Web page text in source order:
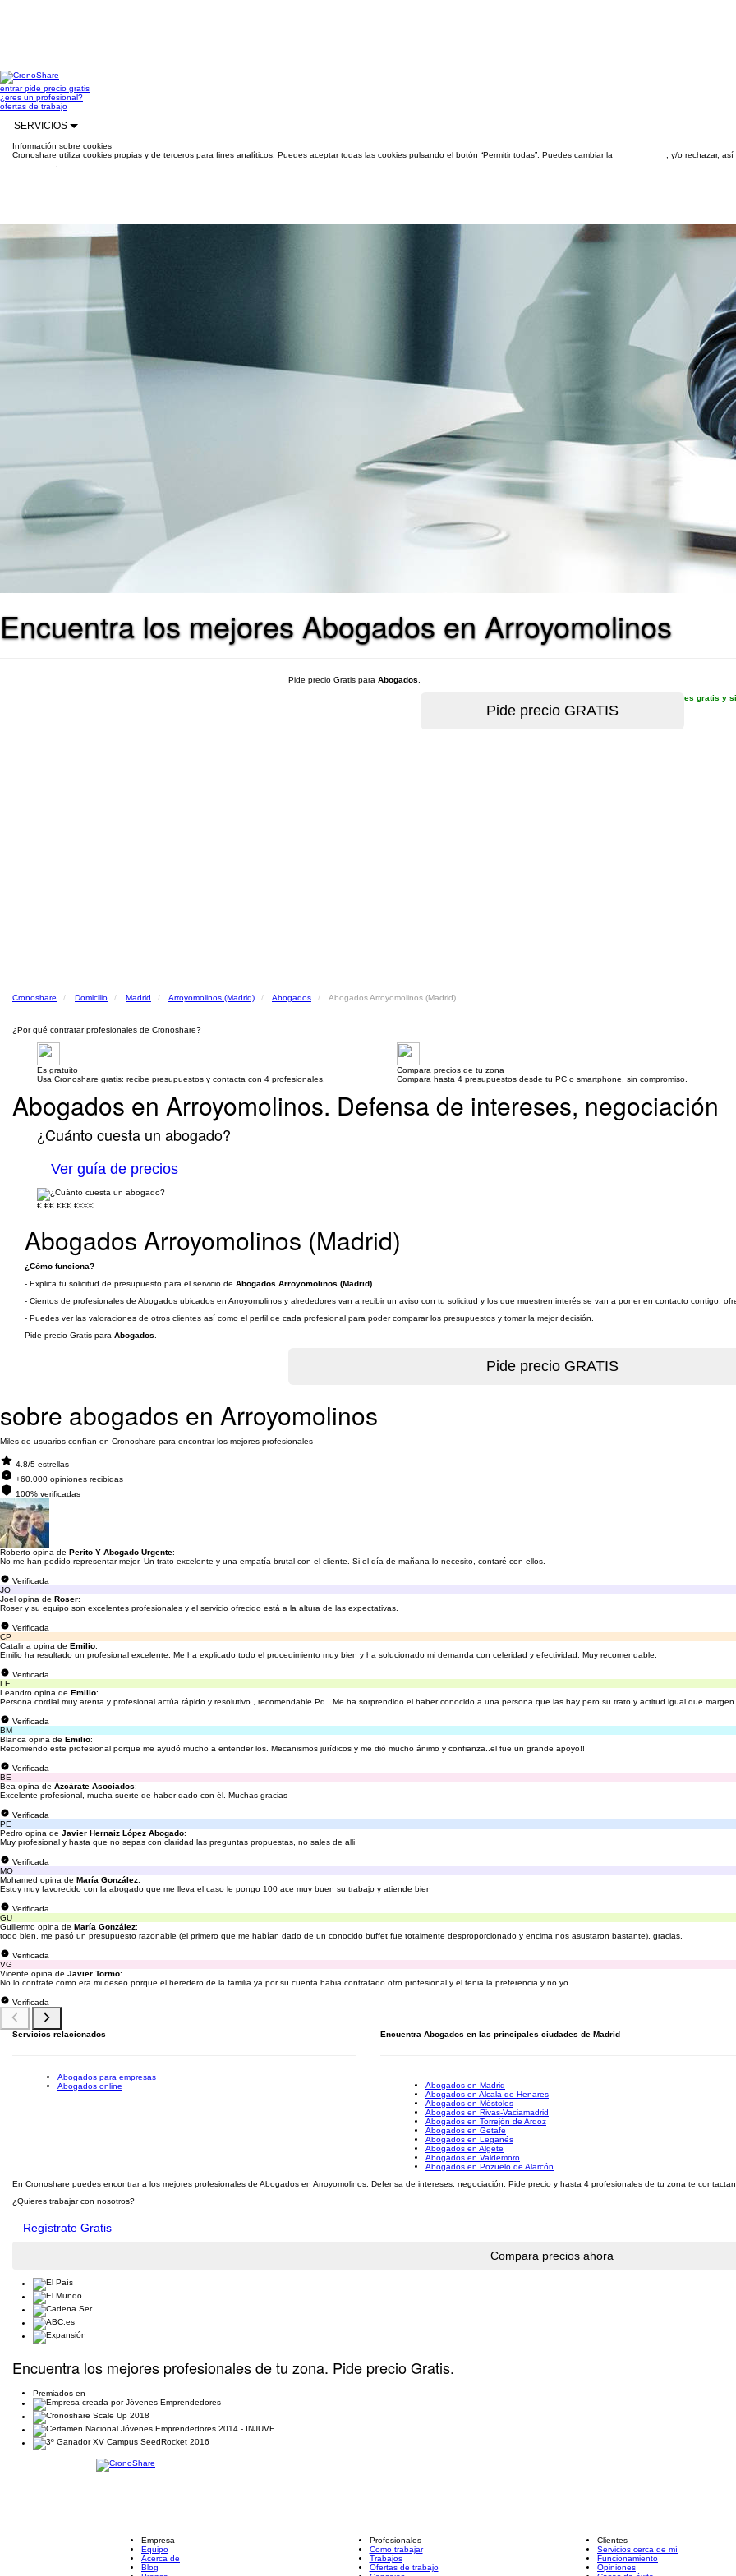
entrarpide precio gratis
¿eres un profesional?
ofertas de trabajo
SERVICIOS
Información sobre cookies
Cronoshare utiliza cookies propias y de terceros para fines analíticos. Puedes aceptar todas las cookies pulsando el botón “Permitir todas”. Puedes cambiar la
, y/o rechazar,
Encuentra los mejores Abogados en Arroyomolinos
Pide precio Gratis para Abogados
es gratis y
Cronoshare Domicilio Madrid Arroyomolinos (Madrid) Abogados Abogados Arroyomolinos (Madrid)
¿Por qué contratar profesionales de Cronoshare?
Es gratuito
Usa Cronoshare gratis: recibe presupuestos y contacta con 4 profesionales.
Compara precios de tu zona
Compara hasta 4 presupuestos desde tu PC o smartphone, sin compromiso.
Abogados en Arroyomolinos. Defensa de intereses, negociación
¿Cuánto cuesta un abogado?
Ver guía de precios
€ €€ €€€ €€€€
Abogados Arroyomolinos (Madrid)
¿Cómo funciona?
- Explica tu solicitud de presupuesto para el servicio de Abogados Arroyomolinos (Madrid)
- Cientos de profesionales de Abogados ubicados en Arroyomolinos y alrededores van a recibir un aviso con tu solicitud y los que muestren interés se van a poner en contacto contigo,
- Puedes ver las valoraciones de otros clientes así como el perfil de cada profesional para poder comparar los presupuestos y tomar la mejor decisión.
Pide precio Gratis para Abogados
sobre abogados en Arroyomolinos
Miles de usuarios confían en Cronoshare para encontrar los mejores profesionales
4.8/5 estrellas
+60.000 opiniones recibidas
100% verificadas
Roberto opina de Perito Y Abogado Urgente:
No me han podido representar mejor. Un trato excelente y una empatía brutal con el cliente. Si el día de mañana lo necesito, contaré con ellos.
Verificada
JO
Joel opina de Roser:
Roser y su equipo son excelentes profesionales y el servicio ofrecido está a la altura de las expectativas.
Verificada
CP
Catalina opina de Emilio:
Emilio ha resultado un profesional excelente. Me ha explicado todo el procedimiento muy bien y ha solucionado mi demanda con celeridad y efectividad. Muy recomendable.
Verificada
LE
Leandro opina de Emilio:
Persona cordial muy atenta y profesional actúa rápido y resolutivo , recomendable Pd . Me ha sorprendido el haber conocido a una persona que las hay pero su trato y actitud igual que margen
Verificada
BM
Blanca opina de Emilio:
Recomiendo este profesional porque me ayudó mucho a entender los. Mecanismos jurídicos y me dió mucho ánimo y confianza..el fue un grande apoyo!!
Verificada
BE
Bea opina de Azcárate Asociados:
Excelente profesional, mucha suerte de haber dado con él. Muchas gracias
Verificada
PE
Pedro opina de Javier Hernaiz López Abogado:
Muy profesional y hasta que no sepas con claridad las preguntas propuestas, no sales de alli
Verificada
MO
Mohamed opina de María González:
Estoy muy favorecido con la abogado que me lleva el caso le pongo 100 ace muy buen su trabajo y atiende bien
Verificada
GU
Guillermo opina de María González:
todo bien, me pasó un presupuesto razonable (el primero que me habían dado de un conocido buffet fue totalmente desproporcionado y encima nos asustaron bastante), gracias.
Verificada
VG
Vicente opina de Javier Tormo:
No lo contrate como era mi deseo porque el heredero de la familia ya por su cuenta habia contratado otro profesional y el tenia la preferencia y no yo
Verificada
Servicios relacionados
Abogados para empresas
Abogados online
Encuentra Abogados en las principales ciudades de Madrid
Abogados en Madrid
Abogados en Alcalá de Henares
Abogados en Móstoles
Abogados en Rivas-Vaciamadrid
Abogados en Torrejón de Ardoz
Abogados en Getafe
Abogados en Leganés
Abogados en Algete
Abogados en Valdemoro
Abogados en Pozuelo de Alarcón
En Cronoshare puedes encontrar a los mejores profesionales de Abogados en Arroyomolinos. Defensa de intereses, negociación. Pide precio y hasta 4 profesionales de tu zona te
¿Quieres trabajar con nosotros?
Regístrate Gratis
Encuentra los mejores profesionales de tu zona. Pide precio Gratis.
Premiados en
Empresa
Equipo
Acerca de
Blog
Profesionales
Como trabajar
Trabajos
Ofertas de trabajo
Clientes
Servicios cerca de mí
Funcionamiento
Opiniones